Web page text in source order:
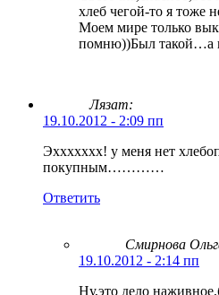
хлеб чегой-то я тоже
Моем мире только
помню))Был такой…а
Лязат:
19.10.2012 - 2:09 пп
Эххххххх! у меня нет
покупным…………
Ответить
Смирнова
19.10.2012 - 2:14 пп
Ну,это дело